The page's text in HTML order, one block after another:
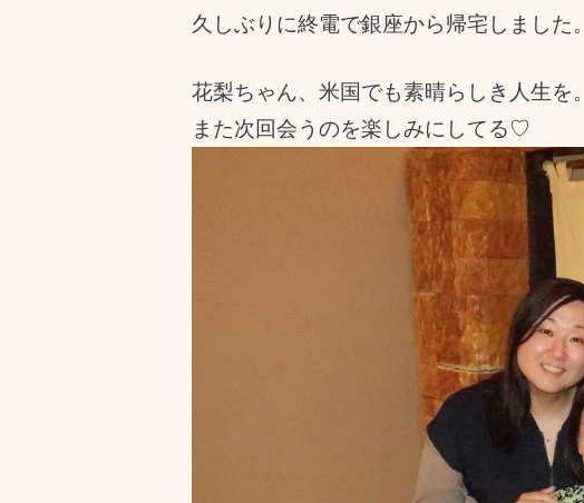
久しぶりに終電で銀座から帰宅しました。
花梨ちゃん、米国でも素晴らしき人生を。
また次回会うのを楽しみにしてる♡